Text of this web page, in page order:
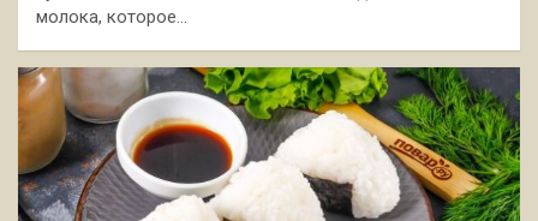
молока, которое…